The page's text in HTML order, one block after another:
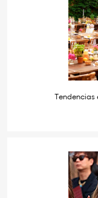
Tendencias